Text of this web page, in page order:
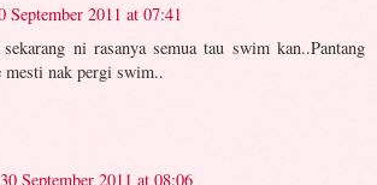
September 2011 at 07:41
ni rasanya semua tau swim kan..Pantang
mesti nak pergi swim..
30 September 2011 at 08:06